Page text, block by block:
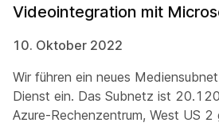
Videointegration mit
10. Oktober 2022
Wir führen ein neues
Dienst ein. Das Subnetz ist
Azure-Rechenzentrum, West US